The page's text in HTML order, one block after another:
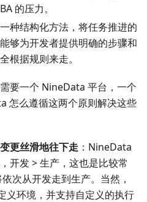
的压力。
种结构化方法，将任务推进的
够为开发者提供明确的步骤和
根据规则来走。
要一个 NineData 平台，一个
怎么遵循这两个原则解决这些
更丝滑地往下走 ：NineData
开发 > 生产，这也是比较常
次从开发走到生产。当然，
义环境，并支持自定义的执行